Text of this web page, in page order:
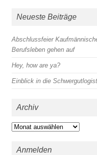
Neueste Beiträge
Abschlussfeier
Berufsleben gehen auf
Hey, how are ya?
Einblick in die
Archiv
Archiv
Anmelden